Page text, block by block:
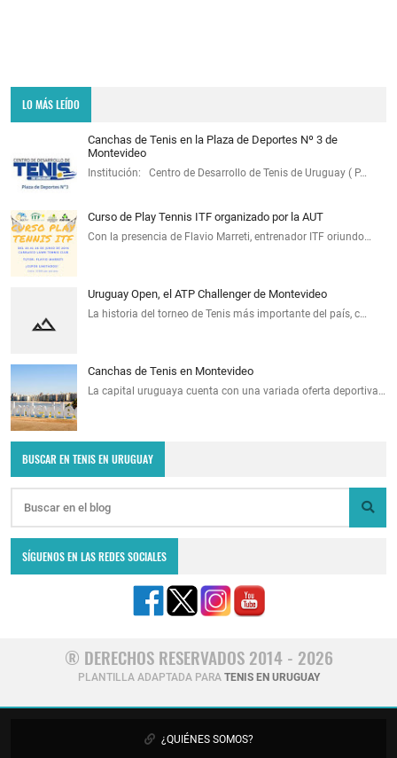
LO MÁS LEÍDO
Canchas de Tenis en la Plaza de Deportes Nº 3 de
Montevideo
Institución: Centro de Desarrollo de Tenis de Uruguay ( P…
Curso de Play Tennis ITF organizado por la AUT
Con la presencia de Flavio Marreti, entrenador ITF oriundo…
Uruguay Open, el ATP Challenger de Montevideo
La historia del torneo de Tenis más importante del país, c…
Canchas de Tenis en Montevideo
La capital uruguaya cuenta con una variada oferta deportiva…
BUSCAR EN TENIS EN URUGUAY
SÍGUENOS EN LAS REDES SOCIALES
® DERECHOS RESERVADOS 2014 - 2026
PLANTILLA ADAPTADA PARA TENIS EN URUGUAY
¿QUIÉNES SOMOS?